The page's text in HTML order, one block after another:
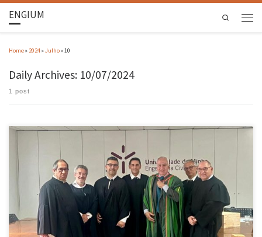
ENGIUM Search
Home» 2024»Julho» 10
Daily Archives: 10/07/2024
1 post
Jorge Manuel Gonçalves Branco, Professor Auxiliar da Escola de Engenharia da
Universidade do Minho, foi aprovado por unanimidade dos membros do Júri, nas Provas de
Agregação no ramo do conhecimento em de Engenharia Civil. As provas públicas de
Agregação no ramo do conhecimento em Engenharia Civil, requeridas pelo Doutor Jorge […]